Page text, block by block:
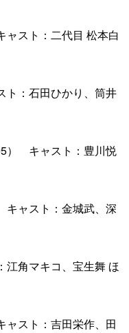
スト：二代目 松本白
ト：石田ひかり、筒井
） キャスト：豊川悦
キャスト：金城武、深
江角マキコ、宝生舞 ほ
ャスト：吉田栄作、田